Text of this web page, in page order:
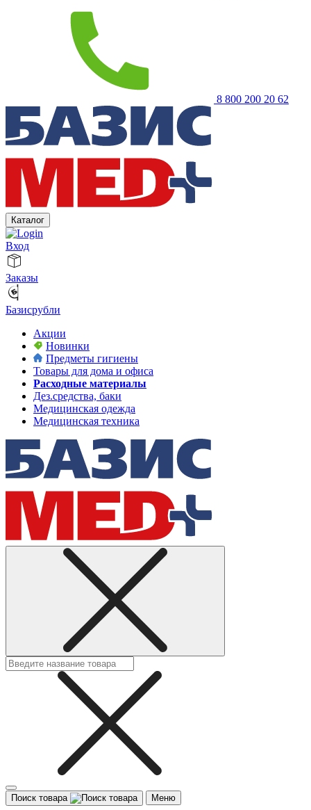
8 800 200 20 62
Каталог
Вход
Заказы
Базисрубли
Акции
Новинки
Предметы гигиены
Товары для дома и офиса
Расходные материалы
Дез.средства, баки
Медицинская одежда
Медицинская техника
Поиск товара Меню